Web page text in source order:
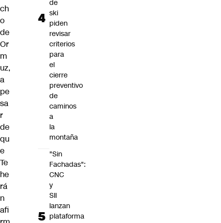
ch
o
de
Or
m
uz,
a
pe
sa
r
de
qu
e
Te
he
rá
n
afi
de
ski
piden
revisar
criterios
para
el
cierre
preventivo
de
caminos
a
la
montaña
"Sin
Fachadas":
CNC
y
SII
lanzan
plataforma